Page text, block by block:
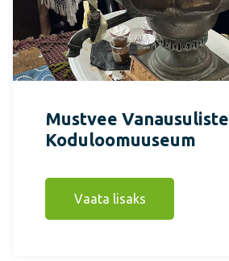
Mustvee Vanausuliste
Koduloomuuseum
Vaata lisaks